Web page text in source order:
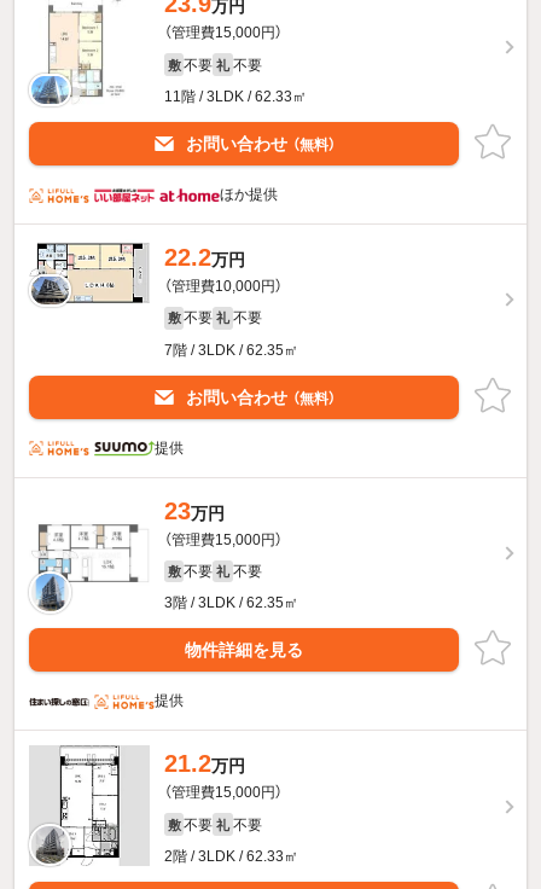
万円
（管理費15,000円）
敷 不要 礼 不要
11階 / 3LDK / 62.33㎡
お問い合わせ （無料）
ほか提供
22.2万円
（管理費10,000円）
敷 不要 礼 不要
7階 / 3LDK / 62.35㎡
お問い合わせ （無料）
提供
23万円
（管理費15,000円）
敷 不要 礼 不要
3階 / 3LDK / 62.35㎡
物件詳細を見る
提供
21.2万円
（管理費15,000円）
敷 不要 礼 不要
2階 / 3LDK / 62.33㎡